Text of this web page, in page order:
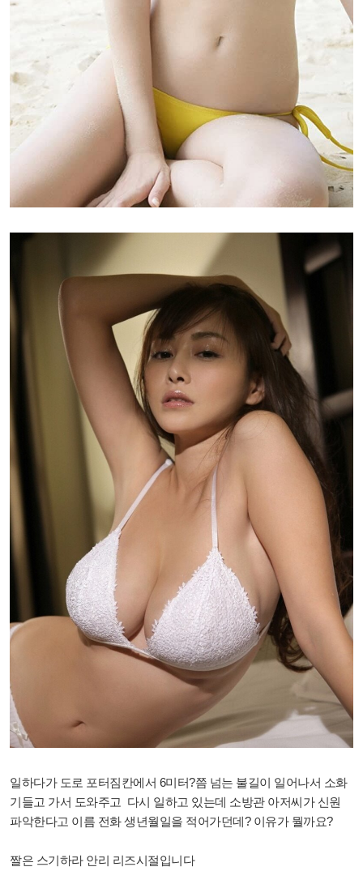
일하다가 도로 포터짐칸에서 6미터?쯤 넘는 불길이 일어나서 소화
기들고 가서 도와주고 다시 일하고 있는데 소방관 아저씨가 신원
파악한다고 이름 전화 생년월일을 적어가던데? 이유가 뭘까요?
짤은 스기하라 안리 리즈시절입니다